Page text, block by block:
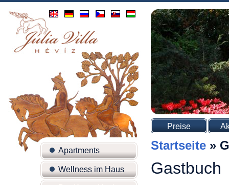
Preise
Apartments
Wellness im Haus
Startseite »
Gastbuch